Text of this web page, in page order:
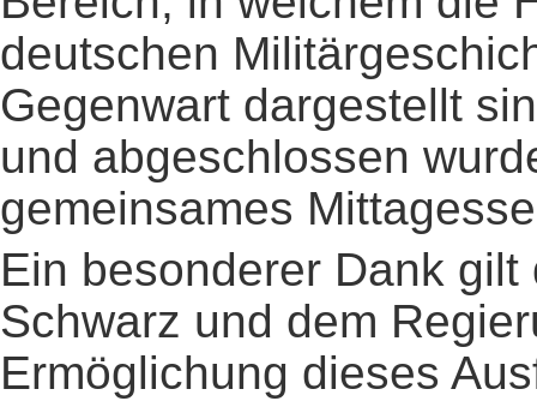
deutschen
Gegenwart dargestellt
und abgeschlossen
gemeinsames
Ein besonderer Dank
Schwarz und dem
Ermöglichung dieses